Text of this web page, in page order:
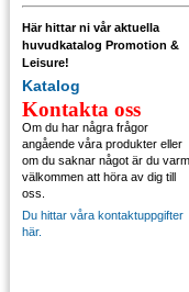
Här hittar ni vår aktuella
huvudkatalog Promotion &
Leisure!
Katalog
Kontakta oss
Om du har några frågor
angående våra produkter eller
om du saknar något är du
välkommen att höra av dig till
oss.
Du hittar våra kontaktuppgifter
här.